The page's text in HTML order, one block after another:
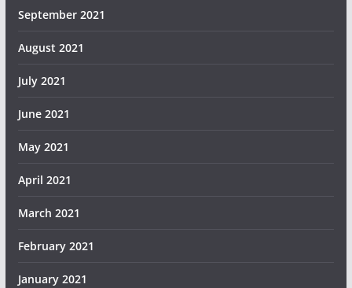
September 2021
August 2021
July 2021
June 2021
May 2021
April 2021
March 2021
February 2021
January 2021